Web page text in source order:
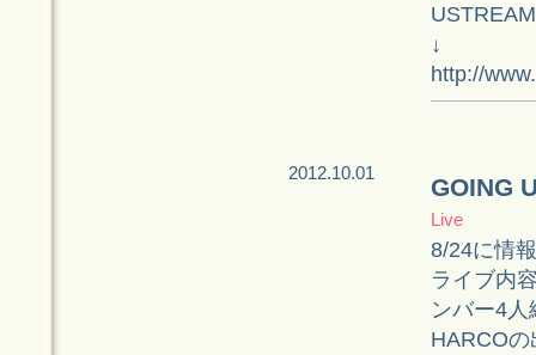
↓
http://
2012.10.01
GOING
Live
8/24に情
ライブ内
ンバー4
HARCO